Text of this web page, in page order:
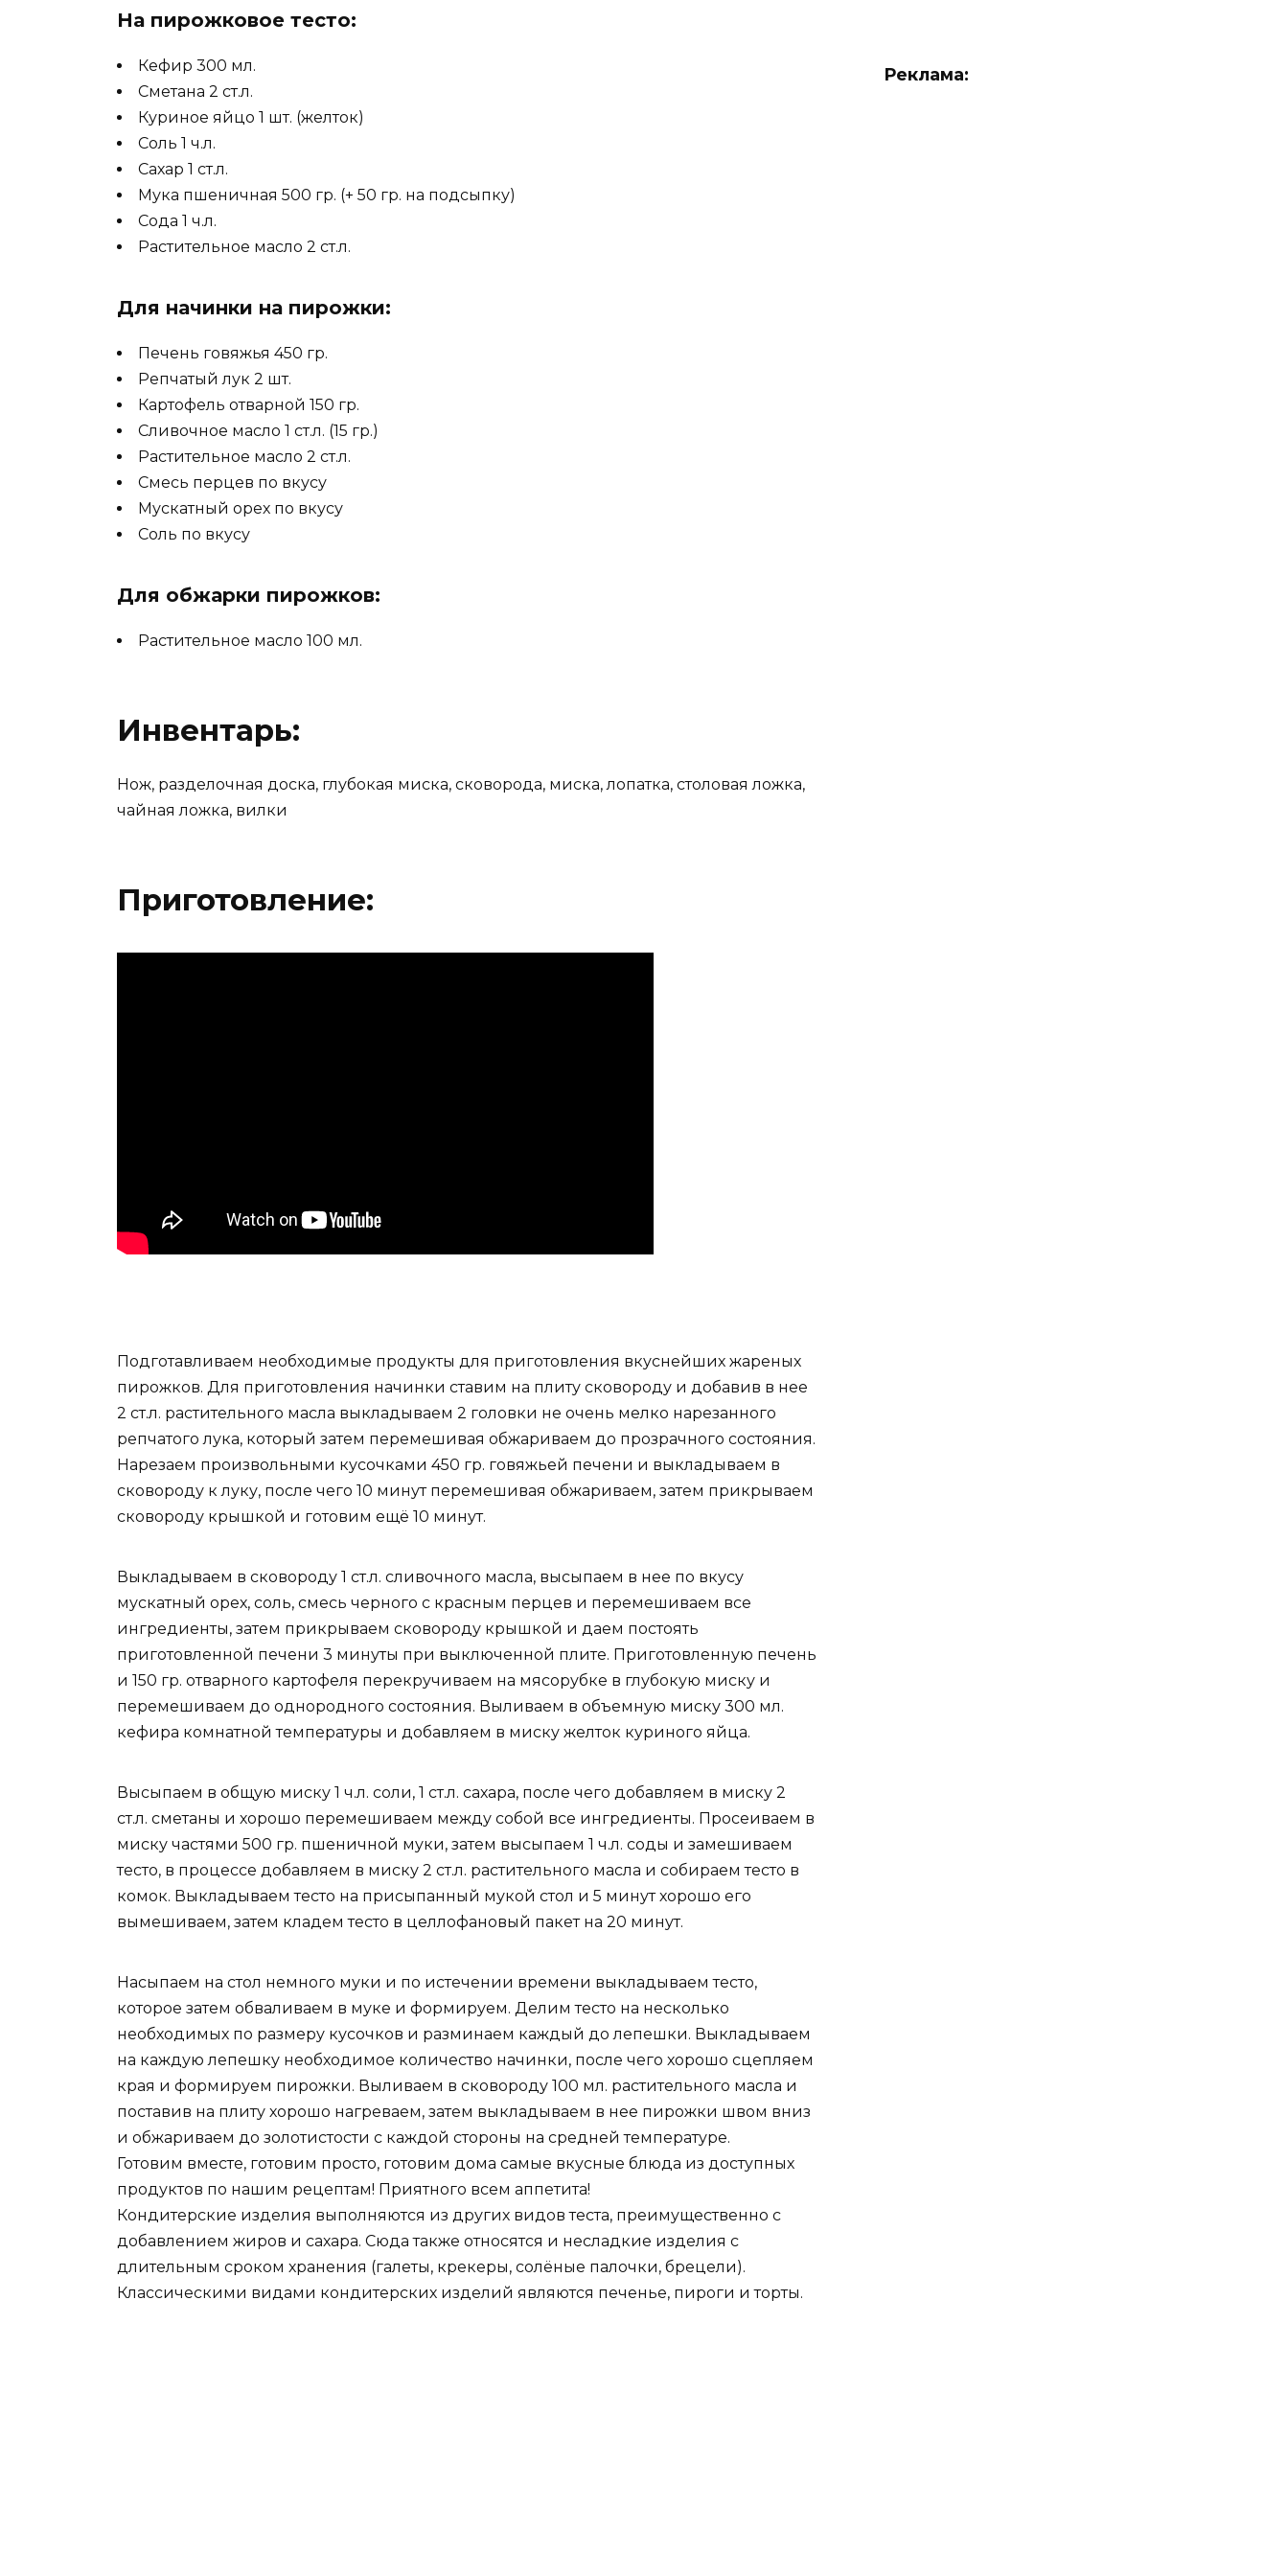
На пирожковое тесто:
Кефир 300 мл.
Сметана 2 ст.л.
Куриное яйцо 1 шт. (желток)
Соль 1 ч.л.
Сахар 1 ст.л.
Мука пшеничная 500 гр. (+ 50 гр. на подсыпку)
Сода 1 ч.л.
Растительное масло 2 ст.л.
Для начинки на пирожки:
Печень говяжья 450 гр.
Репчатый лук 2 шт.
Картофель отварной 150 гр.
Сливочное масло 1 ст.л. (15 гр.)
Растительное масло 2 ст.л.
Смесь перцев по вкусу
Мускатный орех по вкусу
Соль по вкусу
Для обжарки пирожков:
Растительное масло 100 мл.
Инвентарь:
Нож, разделочная доска, глубокая миска, сковорода, миска, лопатка, столовая ложка,
чайная ложка, вилки
Приготовление:
Подготавливаем необходимые продукты для приготовления вкуснейших жареных
пирожков. Для приготовления начинки ставим на плиту сковороду и добавив в нее
2 ст.л. растительного масла выкладываем 2 головки не очень мелко нарезанного
репчатого лука, который затем перемешивая обжариваем до прозрачного состояния.
Нарезаем произвольными кусочками 450 гр. говяжьей печени и выкладываем в
сковороду к луку, после чего 10 минут перемешивая обжариваем, затем прикрываем
сковороду крышкой и готовим ещё 10 минут.
Выкладываем в сковороду 1 ст.л. сливочного масла, высыпаем в нее по вкусу
мускатный орех, соль, смесь черного с красным перцев и перемешиваем все
ингредиенты, затем прикрываем сковороду крышкой и даем постоять
приготовленной печени 3 минуты при выключенной плите. Приготовленную печень
и 150 гр. отварного картофеля перекручиваем на мясорубке в глубокую миску и
перемешиваем до однородного состояния. Выливаем в объемную миску 300 мл.
кефира комнатной температуры и добавляем в миску желток куриного яйца.
Высыпаем в общую миску 1 ч.л. соли, 1 ст.л. сахара, после чего добавляем в миску 2
ст.л. сметаны и хорошо перемешиваем между собой все ингредиенты. Просеиваем в
миску частями 500 гр. пшеничной муки, затем высыпаем 1 ч.л. соды и замешиваем
тесто, в процессе добавляем в миску 2 ст.л. растительного масла и собираем тесто в
комок. Выкладываем тесто на присыпанный мукой стол и 5 минут хорошо его
вымешиваем, затем кладем тесто в целлофановый пакет на 20 минут.
Насыпаем на стол немного муки и по истечении времени выкладываем тесто,
которое затем обваливаем в муке и формируем. Делим тесто на несколько
необходимых по размеру кусочков и разминаем каждый до лепешки. Выкладываем
на каждую лепешку необходимое количество начинки, после чего хорошо сцепляем
края и формируем пирожки. Выливаем в сковороду 100 мл. растительного масла и
поставив на плиту хорошо нагреваем, затем выкладываем в нее пирожки швом вниз
и обжариваем до золотистости с каждой стороны на средней температуре.
Готовим вместе, готовим просто, готовим дома самые вкусные блюда из доступных
продуктов по нашим рецептам! Приятного всем аппетита!
Кондитерские изделия выполняются из других видов теста, преимущественно с
добавлением жиров и сахара. Сюда также относятся и несладкие изделия с
длительным сроком хранения (галеты, крекеры, солёные палочки, брецели).
Классическими видами кондитерских изделий являются печенье, пироги и торты.
Реклама: